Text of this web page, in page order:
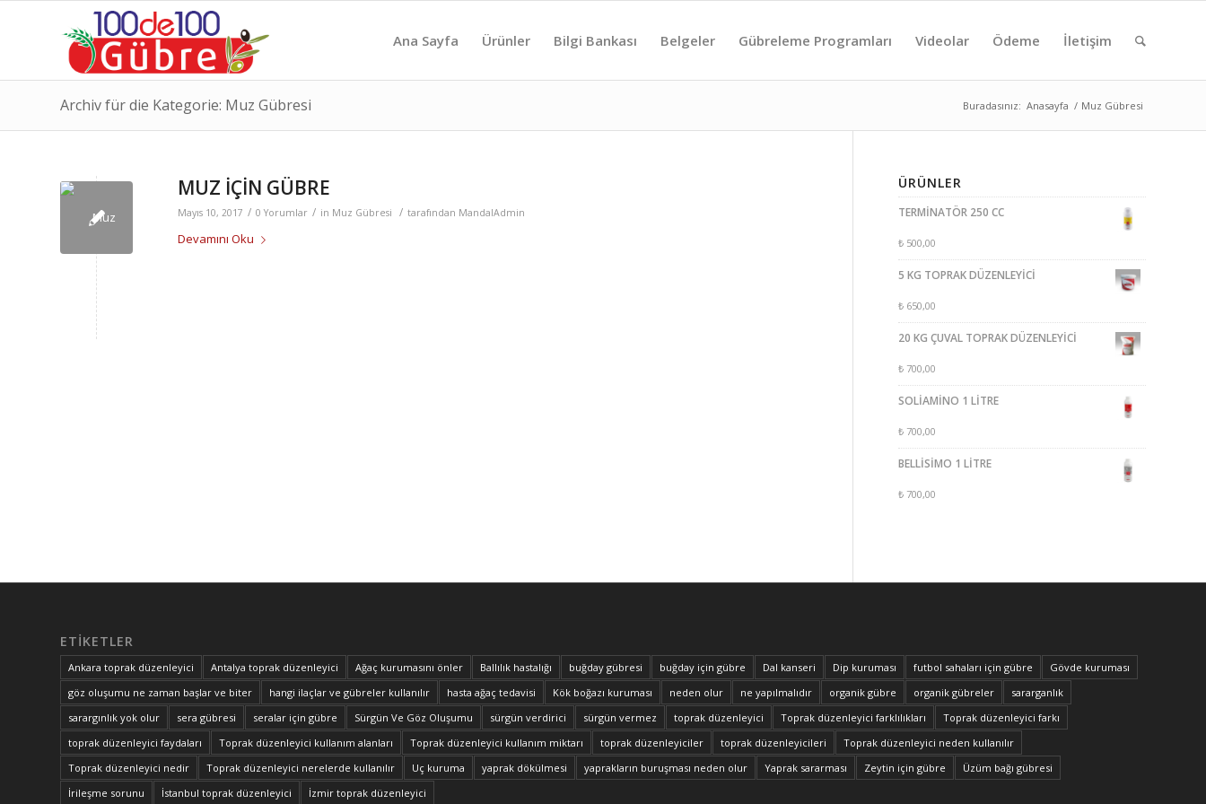
Ana Sayfa Ürünler Bilgi Bankası Belgeler Gübreleme Programları Videolar Ödeme İletişim
Archiv für die Kategorie: Muz Gübresi Buradasınız: Anasayfa / Muz Gübresi
MUZ İÇİN GÜBRE
Mayıs 10, 2017 / 0 Yorumlar / in Muz Gübresi / tarafından MandalAdmin
Devamını Oku
ÜRÜNLER
TERMİNATÖR 250 CC
₺ 500,00
5 KG TOPRAK DÜZENLEYİCİ
₺ 650,00
20 KG ÇUVAL TOPRAK DÜZENLEYİCİ
₺ 700,00
SOLİAMİNO 1 LİTRE
₺ 700,00
BELLİSİMO 1 LİTRE
₺ 700,00
ETIKETLER
Ankara toprak düzenleyici Antalya toprak düzenleyici Ağaç kurumasını önler Ballılık hastalığı buğday gübresi buğday için gübre Dal kanseri Dip kuruması futbol sahaları için gübre
Gövde kuruması
göz oluşumu ne zaman başlar ve biter
hangi ilaçlar ve gübreler kullanılır hasta ağaç tedavisi Kök boğazı kuruması neden olur ne yapılmalıdır organik gübre organik gübreler
sararganlık
sarargınlık yok olur
sera gübresi seralar için gübre Sürgün Ve Göz Oluşumu sürgün verdirici sürgün vermez toprak düzenleyici Toprak düzenleyici farklılıkları
Toprak düzenleyici farkı
toprak düzenleyici faydaları
Toprak düzenleyici kullanım alanları Toprak düzenleyici kullanım miktarı toprak düzenleyiciler toprak düzenleyicileri
Toprak düzenleyici neden kullanılır
Toprak düzenleyici nedir
Toprak düzenleyici nerelerde kullanılır Uç kuruma yaprak dökülmesi yaprakların buruşması neden olur Yaprak sararması Zeytin için gübre
Üzüm bağı gübresi
İrileşme sorunu
İstanbul toprak düzenleyici İzmir toprak düzenleyici